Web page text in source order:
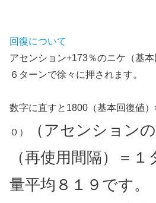
回復について
アセンション+173％のニケ（基
６ターンで徐々に押されます。
数字に直すと1800（基本回復値
０） （アセンションの
（再使用間隔）＝
量平均８１９です。